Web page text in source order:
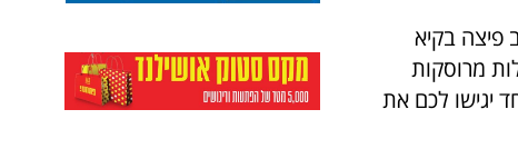
פיצה בקיא
מרוסקות
יגישו לכם את